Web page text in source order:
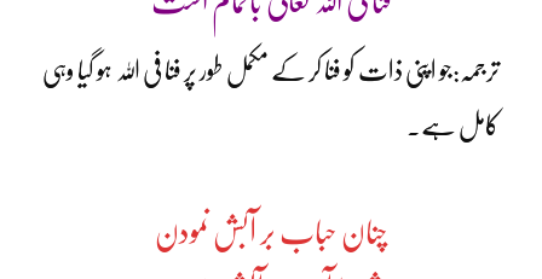
ترجمہ:جو اپنی ذات کو فنا کر کے مکمل طور پر فنا فی اللہ ہو گیا وہی
کامل ہے۔
چنان حباب بر آبش نمودن